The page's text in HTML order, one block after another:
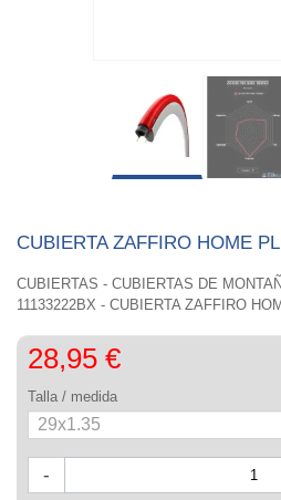
CUBIERTA ZAFFIRO HOME
CUBIERTAS - CUBIERTAS DE
11133222BX - CUBIERTA ZAFFIRO
28,95 €
Talla / medida
-